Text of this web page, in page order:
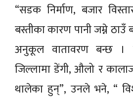
“सडक निर्माण, बजार
बस्तीका कारण पानी जम्ने ठाउँ
अनुकूल वातावरण बन्छ ।
जिल्लामा डेंगी, औलो र
थालेका हुन्”, उनले भने, “